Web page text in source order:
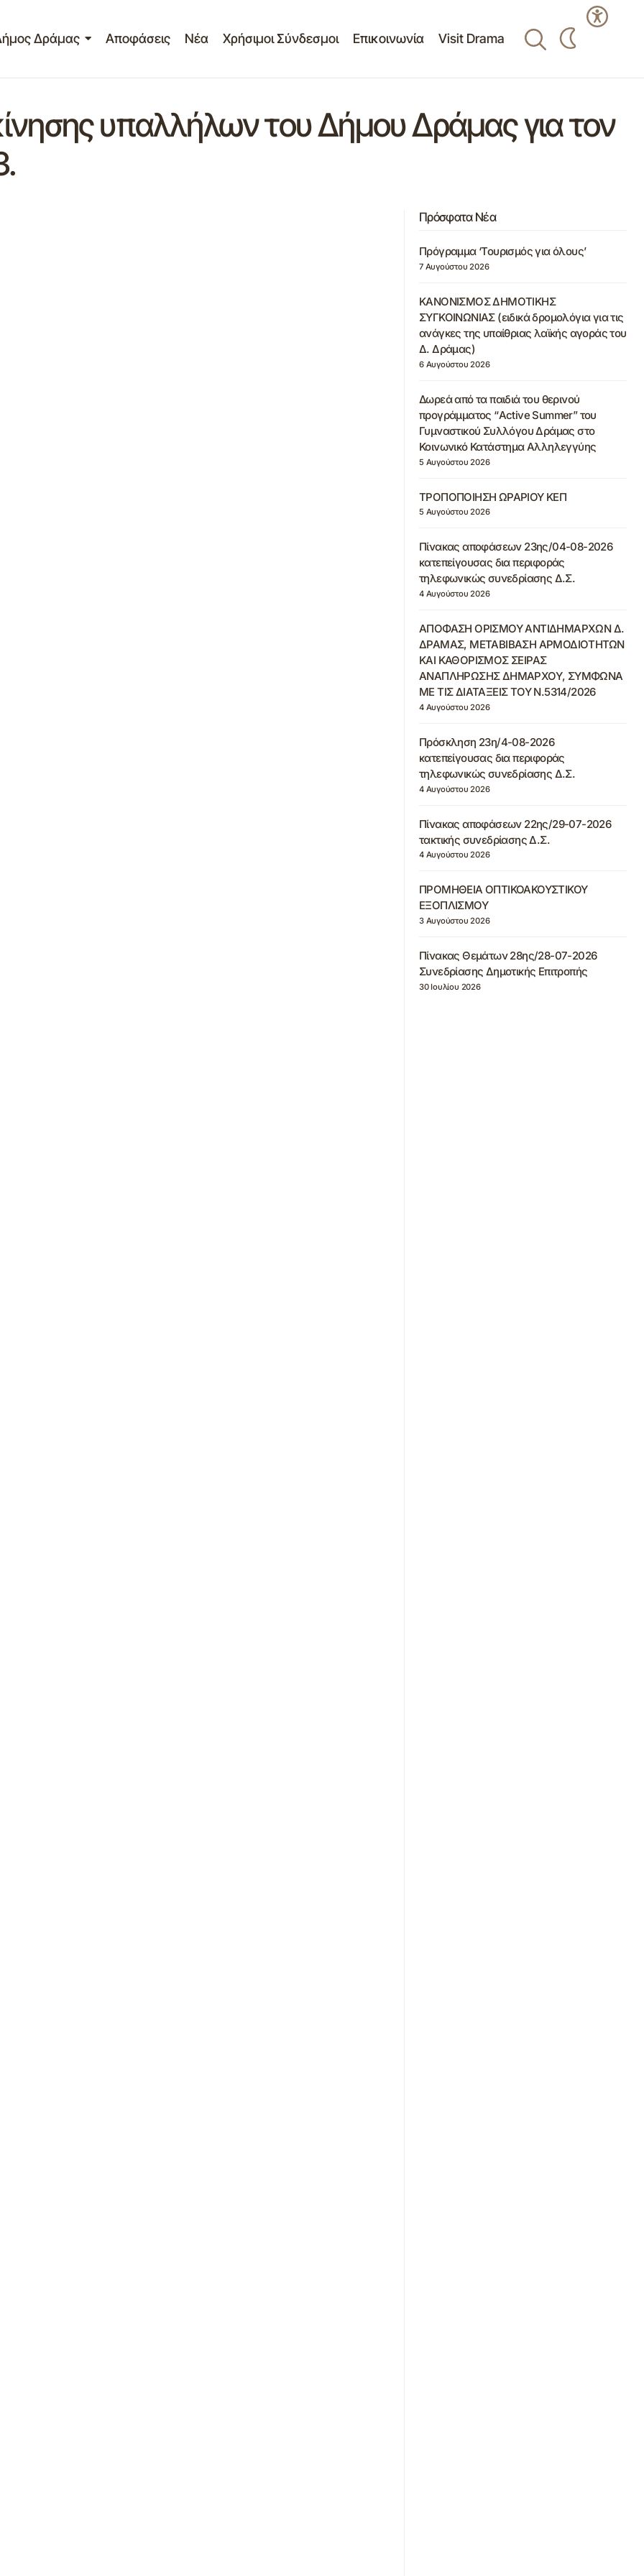
Δράμας Αποφάσεις Νέα Χρήσιμοι Σύνδεσμοι Επικοινωνία Visit Drama
υπαλλήλων του Δήμου Δράμας για τον
Πρόσφατα Νέα
Πρόγραμμα ‘Τουρισμός για όλους’
7 Αυγούστου 2026
ΚΑΝΟΝΙΣΜΟΣ ΔΗΜΟΤΙΚΗΣ
ΣΥΓΚΟΙΝΩΝΙΑΣ (ειδικά δρομολόγια για τις
ανάγκες της υπαίθριας λαϊκής αγοράς του
Δ. Δράμας)
6 Αυγούστου 2026
Δωρεά από τα παιδιά του θερινού
προγράμματος “Active Summer” του
Γυμναστικού Συλλόγου Δράμας στο
Κοινωνικό Κατάστημα Αλληλεγγύης
5 Αυγούστου 2026
ΤΡΟΠΟΠΟΙΗΣΗ ΩΡΑΡΙΟΥ ΚΕΠ
5 Αυγούστου 2026
Πίνακας αποφάσεων 23ης/04-08-2026
κατεπείγουσας δια περιφοράς
τηλεφωνικώς συνεδρίασης Δ.Σ.
4 Αυγούστου 2026
ΑΠΟΦΑΣΗ ΟΡΙΣΜΟΥ ΑΝΤΙΔΗΜΑΡΧΩΝ Δ.
ΔΡΑΜΑΣ, ΜΕΤΑΒΙΒΑΣΗ ΑΡΜΟΔΙΟΤΗΤΩΝ
ΚΑΙ ΚΑΘΟΡΙΣΜΟΣ ΣΕΙΡΑΣ
ΑΝΑΠΛΗΡΩΣΗΣ ΔΗΜΑΡΧΟΥ, ΣΥΜΦΩΝΑ
ΜΕ ΤΙΣ ΔΙΑΤΑΞΕΙΣ ΤΟΥ Ν.5314/2026
4 Αυγούστου 2026
Πρόσκληση 23η/4-08-2026
κατεπείγουσας δια περιφοράς
τηλεφωνικώς συνεδρίασης Δ.Σ.
4 Αυγούστου 2026
Πίνακας αποφάσεων 22ης/29-07-2026
τακτικής συνεδρίασης Δ.Σ.
4 Αυγούστου 2026
ΠΡΟΜΗΘΕΙΑ ΟΠΤΙΚΟΑΚΟΥΣΤΙΚΟΥ
ΕΞΟΠΛΙΣΜΟΥ
3 Αυγούστου 2026
Πίνακας Θεμάτων 28ης/28-07-2026
Συνεδρίασης Δημοτικής Επιτροπής
30 Ιουλίου 2026